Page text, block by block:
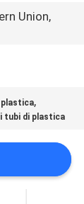
Union,
plastica,
tubi di plastica